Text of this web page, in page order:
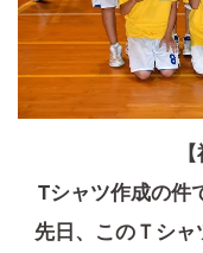
Tシャツ作成の件
先日、このＴシ